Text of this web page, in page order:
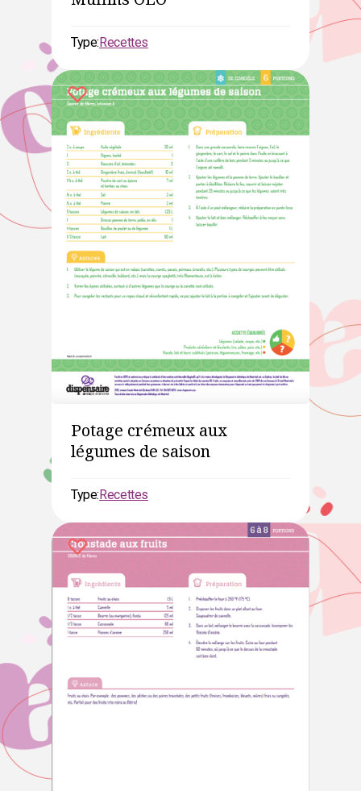
Type: Recettes
Potage crémeux aux
légumes de saison
Type: Recettes